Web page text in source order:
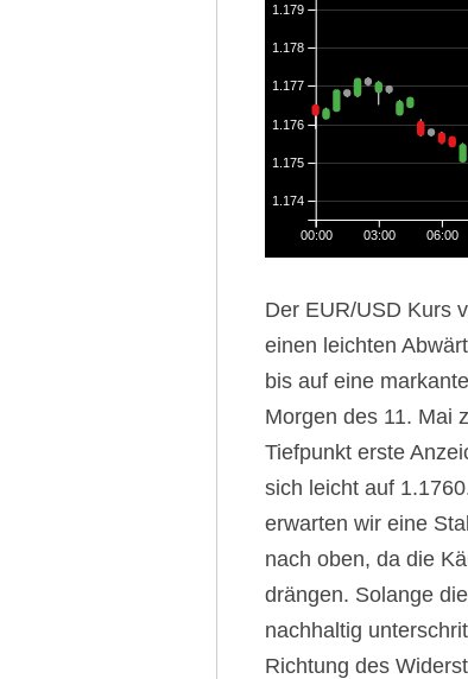
00:00 03:00 06:00
1.174
1.175
1.176
1.177
1.178
1.179
Der EUR/USD Kurs
einen leichten
bis auf eine
Morgen des 11. Mai
Tiefpunkt erste
sich leicht auf
erwarten wir eine
nach oben, da die
drängen. Solange
nachhaltig
Richtung des